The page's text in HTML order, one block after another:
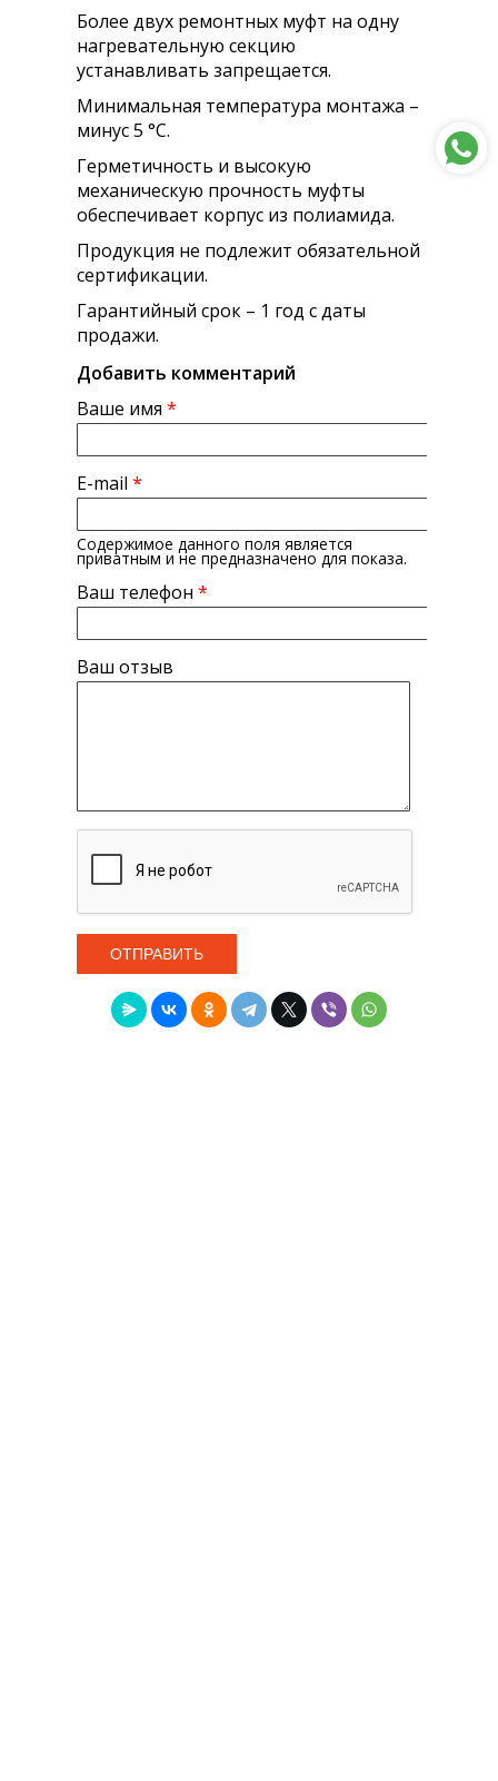
Более двух ремонтных муфт на одну
нагревательную секцию
устанавливать запрещается.
Минимальная температура монтажа –
минус 5 °С.
Герметичность и высокую
механическую прочность муфты
обеспечивает корпус из полиамида.
Продукция не подлежит обязательной
сертификации.
Гарантийный срок – 1 год с даты
продажи.
Добавить комментарий
Ваше имя *
E-mail *
Содержимое данного поля является
приватным и не предназначено для показа.
Ваш телефон *
Ваш отзыв